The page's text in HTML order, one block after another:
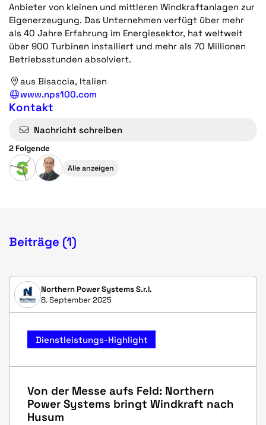
Anbieter von kleinen und mittleren Windkraftanlagen zur
Eigenerzeugung. Das Unternehmen verfügt über mehr
als 40 Jahre Erfahrung im Energiesektor, hat weltweit
über 900 Turbinen installiert und mehr als 70 Millionen
Betriebsstunden absolviert.
aus Bisaccia, Italien
www.nps100.com
Kontakt
Nachricht schreiben
2 Folgende
Alle anzeigen
Beiträge (1)
Northern Power Systems S.r.l.
8. September 2025
Dienstleistungs-Highlight
Von der Messe aufs Feld: Northern
Power Systems bringt Windkraft nach
Husum